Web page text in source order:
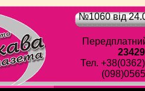
№1060 від
23429
Тел.